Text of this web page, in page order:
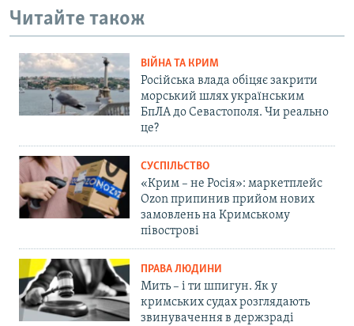
Читайте також
ВІЙНА ТА КРИМ
Російська влада обіцяє закрити
морський шлях українським
БпЛА до Севастополя. Чи реально
це?
СУСПІЛЬСТВО
«Крим – не Росія»: маркетплейс
Ozon припинив прийом нових
замовлень на Кримському
півострові
ПРАВА ЛЮДИНИ
Мить – і ти шпигун. Як у
кримських судах розглядають
звинувачення в держзраді